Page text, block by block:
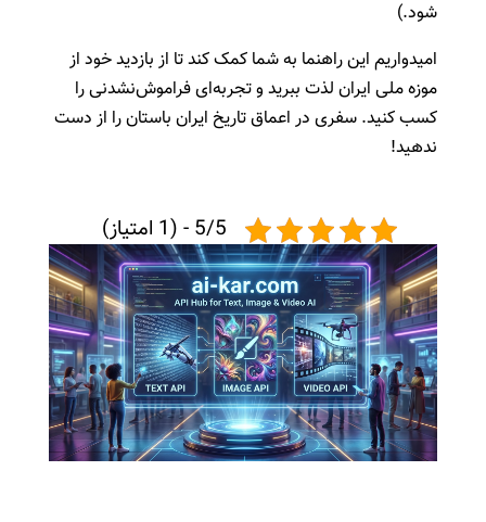
شود.)
امیدواریم این راهنما به شما کمک کند تا از بازدید خود از
موزه ملی ایران لذت ببرید و تجربه‌ای فراموش‌نشدنی را
کسب کنید. سفری در اعماق تاریخ ایران باستان را از دست
ندهید!
5/5 - (1 امتیاز)